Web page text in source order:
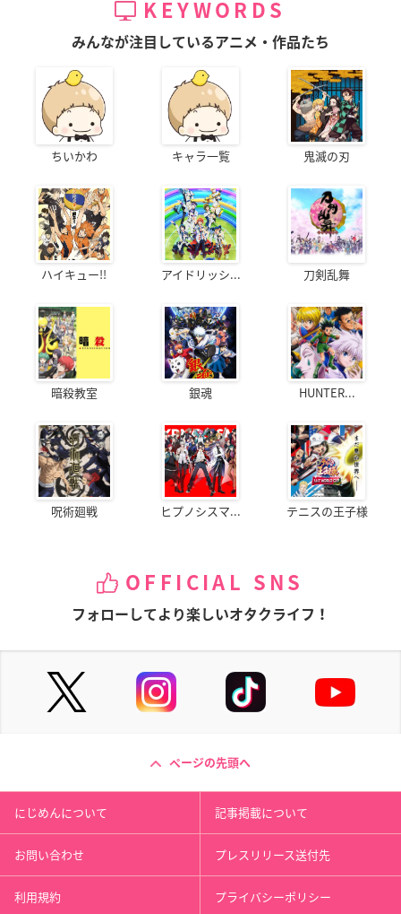
KEYWORDS
みんなが注目しているアニメ・作品たち
ちいかわ キャラ一覧 鬼滅の刃
ハイキュー!! アイドリッシ... 刀剣乱舞
暗殺教室 銀魂 HUNTER...
呪術廻戦 ヒプノシスマ... テニスの王子様
OFFICIAL SNS
フォローしてより楽しいオタクライフ！
ページの先頭へ
にじめんについて 記事掲載について
お問い合わせ プレスリリース送付先
利用規約 プライバシーポリシー